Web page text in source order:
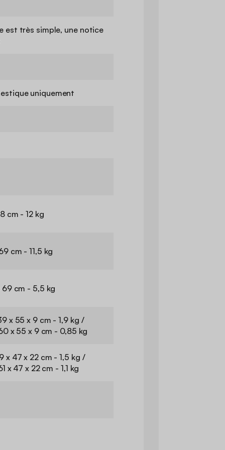
est très simple, une notice
uniquement
cm - 12 kg
cm - 11,5 kg
cm - 5,5 kg
x 55 x 9 cm - 1,9 kg /
x 55 x 9 cm - 0,85 kg
x 47 x 22 cm - 1,5 kg /
x 47 x 22 cm - 1,1 kg